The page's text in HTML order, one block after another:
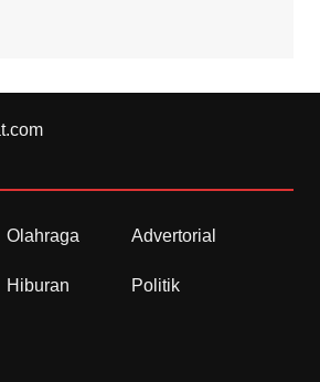
Olahraga Advertorial
Hiburan Politik